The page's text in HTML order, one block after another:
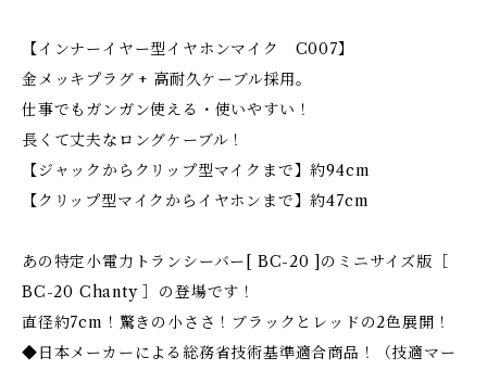
【インナーイヤー型イヤホンマイク C007】
金メッキプラグ + 高耐久ケーブル採用。
仕事でもガンガン使える・使いやすい！
長くて丈夫なロングケーブル！
【ジャックからクリップ型マイクまで】約94cm
【クリップ型マイクからイヤホンまで】約47cm
あの特定小電力トランシーバー[ BC-20 ]のミニサイズ版［
BC-20 Chanty ］の登場です！
直径約7cm！驚きの小ささ！ブラックとレッドの2色展開！
◆日本メーカーによる総務省技術基準適合商品！（技適マー